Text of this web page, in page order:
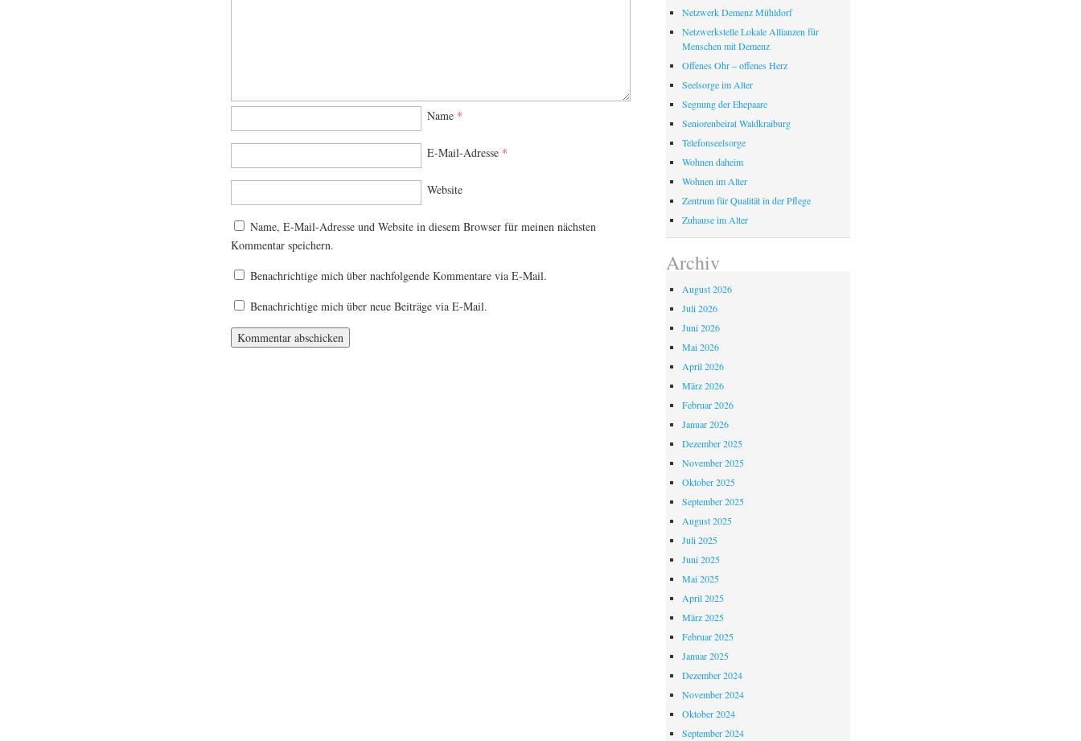
Name *
E-Mail-Adresse *
Website
Name, E-Mail-Adresse und Website in diesem Browser für meinen nächsten
Kommentar speichern.
Benachrichtige mich über nachfolgende Kommentare via E-Mail.
Benachrichtige mich über neue Beiträge via E-Mail.
Netzwerk Demenz Mühldorf
Netzwerkstelle Lokale Allianzen für
Menschen mit Demenz
Offenes Ohr – offenes Herz
Seelsorge im Alter
Segnung der Ehepaare
Seniorenbeirat Waldkraiburg
Telefonseelsorge
Wohnen daheim
Wohnen im Alter
Zentrum für Qualität in der Pflege
Zuhause im Alter
Archiv
August 2026
Juli 2026
Juni 2026
Mai 2026
April 2026
März 2026
Februar 2026
Januar 2026
Dezember 2025
November 2025
Oktober 2025
September 2025
August 2025
Juli 2025
Juni 2025
Mai 2025
April 2025
März 2025
Februar 2025
Januar 2025
Dezember 2024
November 2024
Oktober 2024
September 2024